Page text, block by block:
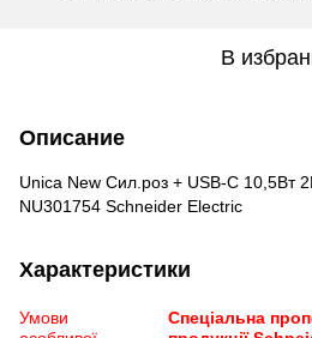
В
Описание
Unica New Сил.роз + USB-С 10,5Вт
NU301754 Schneider Electric
Характеристики
Умови
Спеціальна